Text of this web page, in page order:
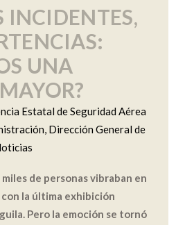
INCIDENTES,
UNA
Estatal de Seguridad Aérea
, Dirección General de
de personas vibraban en
con la última exhibición
Pero la emoción se tornó